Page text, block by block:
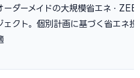
ーダーメイドの大規模省エネ・ZEB
ェクト。個別計画に基づく省エネ投